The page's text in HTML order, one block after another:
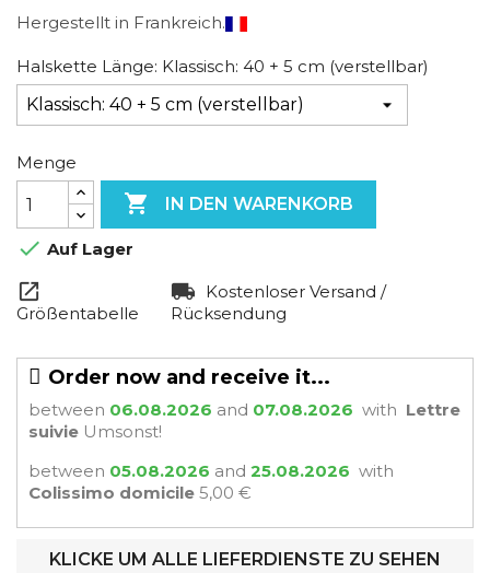
Hergestellt in Frankreich.
Halskette Länge: Klassisch: 40 + 5 cm (verstellbar)
Menge
 IN DEN WARENKORB
 Auf Lager
Größentabelle
Kostenloser Versand /
Rücksendung
Order now and receive it...
between 06.08.2026 and 07.08.2026 with Lettre
suivie Umsonst!
between 05.08.2026 and 25.08.2026 with
Colissimo domicile 5,00 €
KLICKE UM ALLE LIEFERDIENSTE ZU SEHEN